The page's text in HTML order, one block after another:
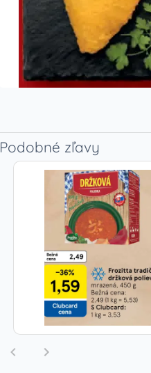
Podobné zľavy